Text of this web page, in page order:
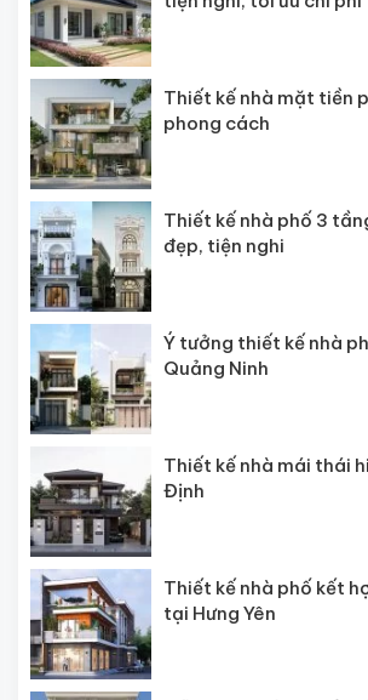
Thiết kế nhà mặt tiền
phong cách
Thiết kế nhà phố 3
đẹp, tiện nghi
Ý tưởng thiết kế nhà
Quảng Ninh
Thiết kế nhà mái thái
Định
Thiết kế nhà phố kết
tại Hưng Yên